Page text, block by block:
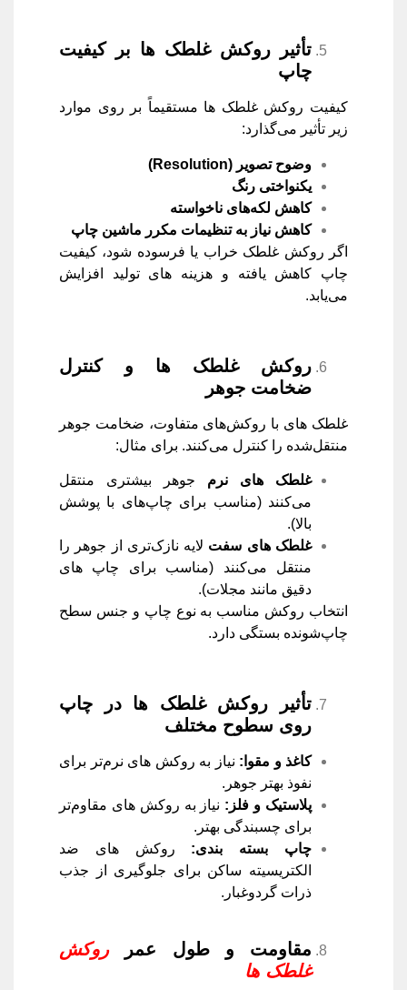
تأثیر روکش غلطک‌ ها بر کیفیت
چاپ
کیفیت روکش غلطک‌ ها مستقیماً بر روی موارد
زیر تأثیر می‌گذارد:
وضوح تصویر (Resolution)
یکنواختی رنگ
کاهش لکه‌های ناخواسته
کاهش نیاز به تنظیمات مکرر ماشین چاپ
اگر روکش غلطک خراب یا فرسوده شود، کیفیت
چاپ کاهش یافته و هزینه ‌های تولید افزایش
می‌یابد.
روکش غلطک ‌ها و کنترل
ضخامت جوهر
غلطک ‌های با روکش‌های متفاوت، ضخامت جوهر
منتقل‌شده را کنترل می‌کنند. برای مثال:
غلطک‌ های نرم جوهر بیشتری منتقل
می‌کنند (مناسب برای چاپ‌های با پوشش
بالا).
غلطک ‌های سفت لایه نازک‌تری از جوهر را
منتقل می‌کنند (مناسب برای چاپ‌ های
دقیق مانند مجلات).
انتخاب روکش مناسب به نوع چاپ و جنس سطح
چاپ‌شونده بستگی دارد.
تأثیر روکش غلطک ‌ها در چاپ
روی سطوح مختلف
کاغذ و مقوا : نیاز به روکش‌ های نرم‌تر برای
نفوذ بهتر جوهر.
پلاستیک و فلز : نیاز به روکش‌ های مقاوم‌تر
برای چسبندگی بهتر.
چاپ بسته ‌بندی: روکش‌ های ضد
الکتریسیته ساکن برای جلوگیری از جذب
ذرات گردوغبار.
مقاومت و طول عمرروکش
غلطک‌ ها